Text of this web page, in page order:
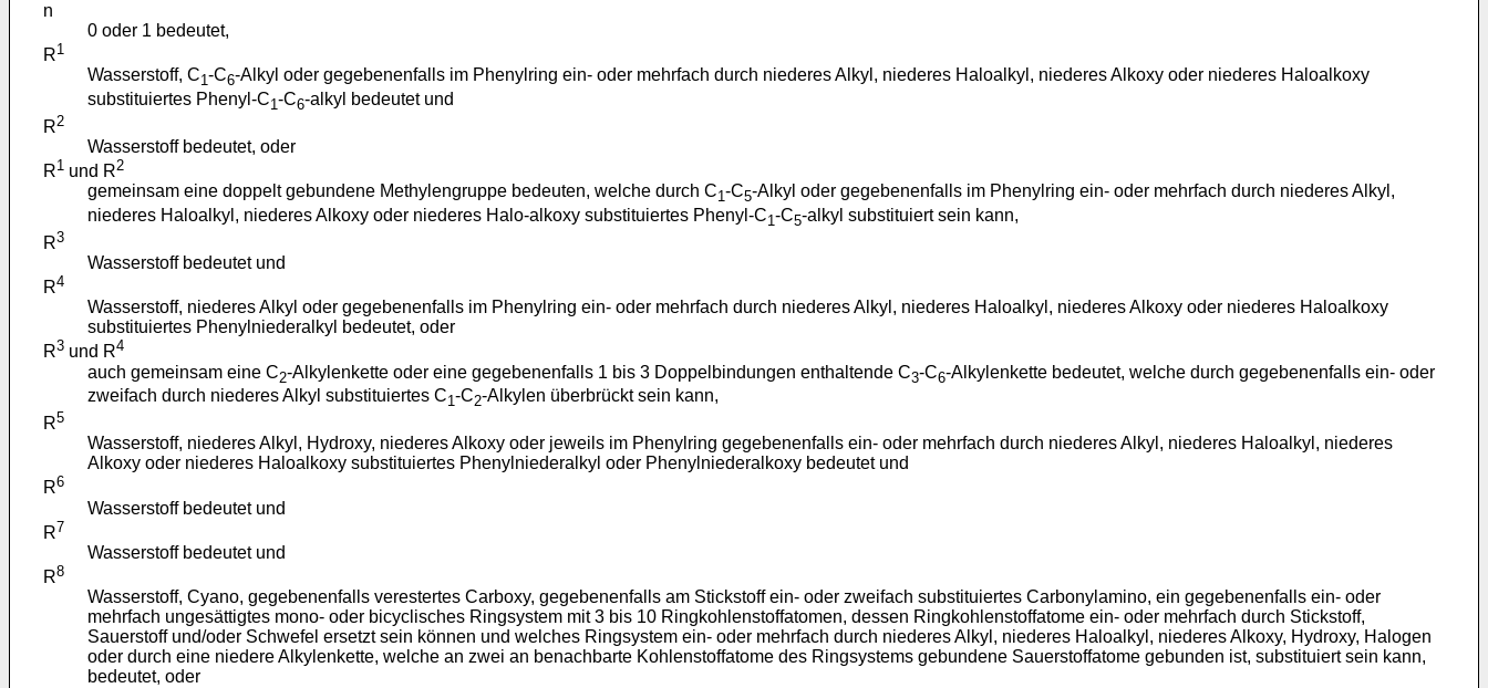
n
0 oder 1 bedeutet,
R1
Wasserstoff, C1-C6-Alkyl oder gegebenenfalls im Phenylring ein- oder mehrfach durch niederes Alkyl, niederes Haloalkyl, niederes Alkoxy oder niederes Haloalkoxy
substituiertes Phenyl-C1-C6-alkyl bedeutet und
R2
Wasserstoff bedeutet, oder
R1 und R2
gemeinsam eine doppelt gebundene Methylengruppe bedeuten, welche durch C1-C5-Alkyl oder gegebenenfalls im Phenylring ein- oder mehrfach durch niederes Alkyl,
niederes Haloalkyl, niederes Alkoxy oder niederes Halo-alkoxy substituiertes Phenyl-C1-C5-alkyl substituiert sein kann,
R3
Wasserstoff bedeutet und
R4
Wasserstoff, niederes Alkyl oder gegebenenfalls im Phenylring ein- oder mehrfach durch niederes Alkyl, niederes Haloalkyl, niederes Alkoxy oder niederes Haloalkoxy
substituiertes Phenylniederalkyl bedeutet, oder
R3 und R4
auch gemeinsam eine C2-Alkylenkette oder eine gegebenenfalls 1 bis 3 Doppelbindungen enthaltende C3-C6-Alkylenkette bedeutet, welche durch gegebenenfalls ein- oder
zweifach durch niederes Alkyl substituiertes C1-C2-Alkylen überbrückt sein kann,
R5
Wasserstoff, niederes Alkyl, Hydroxy, niederes Alkoxy oder jeweils im Phenylring gegebenenfalls ein- oder mehrfach durch niederes Alkyl, niederes Haloalkyl, niederes
Alkoxy oder niederes Haloalkoxy substituiertes Phenylniederalkyl oder Phenylniederalkoxy bedeutet und
R6
Wasserstoff bedeutet und
R7
Wasserstoff bedeutet und
R8
Wasserstoff, Cyano, gegebenenfalls verestertes Carboxy, gegebenenfalls am Stickstoff ein- oder zweifach substituiertes Carbonylamino, ein gegebenenfalls ein- oder
mehrfach ungesättigtes mono- oder bicyclisches Ringsystem mit 3 bis 10 Ringkohlenstoffatomen, dessen Ringkohlenstoffatome ein- oder mehrfach durch Stickstoff,
Sauerstoff und/oder Schwefel ersetzt sein können und welches Ringsystem ein- oder mehrfach durch niederes Alkyl, niederes Haloalkyl, niederes Alkoxy, Hydroxy, Halogen
oder durch eine niedere Alkylenkette, welche an zwei an benachbarte Kohlenstoffatome des Ringsystems gebundene Sauerstoffatome gebunden ist, substituiert sein kann,
bedeutet, oder